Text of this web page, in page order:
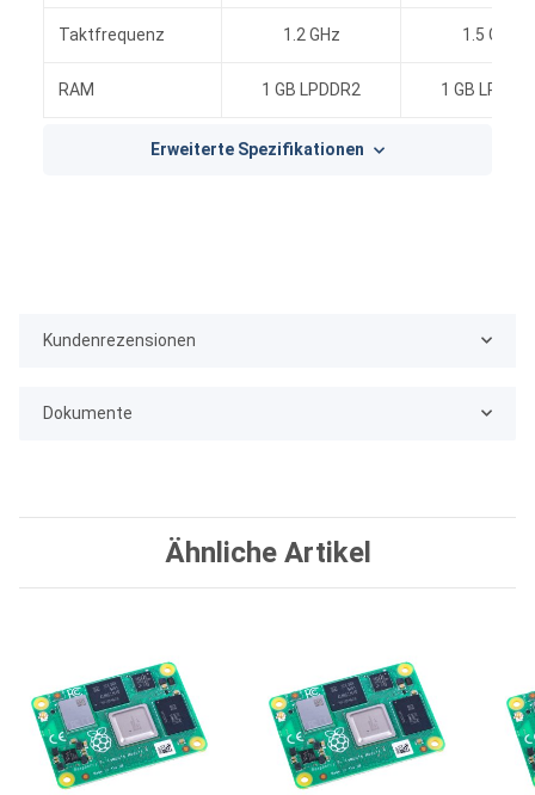
Taktfrequenz 1.2 GHz 1.5 GHz
RAM 1 GB LPDDR2 1 GB
Erweiterte Spezifikationen
Kundenrezensionen
Dokumente
Ähnliche Artikel